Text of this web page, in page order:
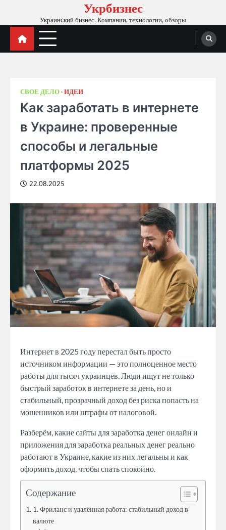
content
Укрбизнес
Украинcкий бизнес. Компании, технологии, обзоры
СВОЕ ДЕЛО ИДЕИ
Как заработать в интернете
в Украине: проверенные
способы и легальные
платформы 2025
22.08.2025
Интернет в 2025 году перестал быть просто
источником информации — это полноценное место
работы для тысяч украинцев. Люди ищут не только
быстрый заработок в интернете за день, но и
стабильный, прозрачный доход без риска попасть на
мошенников или штрафы от налоговой.
Разберём, какие сайты для заработка денег онлайн и
приложения для заработка реальных денег реально
работают в Украине, какие из них легальны и как
оформить доход, чтобы спать спокойно.
Содержание
1. Фриланс и удалённая работа: стабильный доход в
валюте